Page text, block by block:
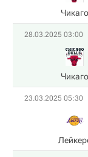
Чикаго
28.03.2025 03:00
Чикаго
23.03.2025 05:30